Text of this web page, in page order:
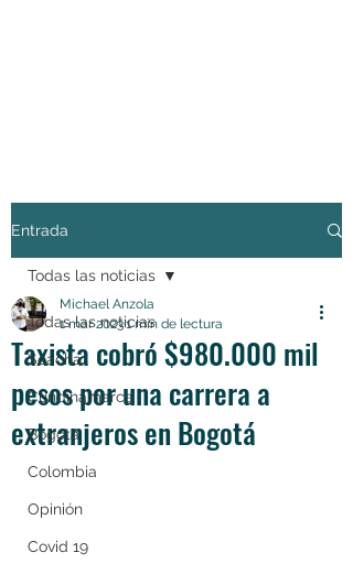
Entrada
Todas las noticias
Soacha
Cundinamarca
Bogotá
Colombia
Opinión
Covid 19
Todas las noticias
Taxista cobró $980.000 mil
pesos por una carrera a
extranjeros en Bogotá
Michael Anzola
1 mar 20231 min de lectura